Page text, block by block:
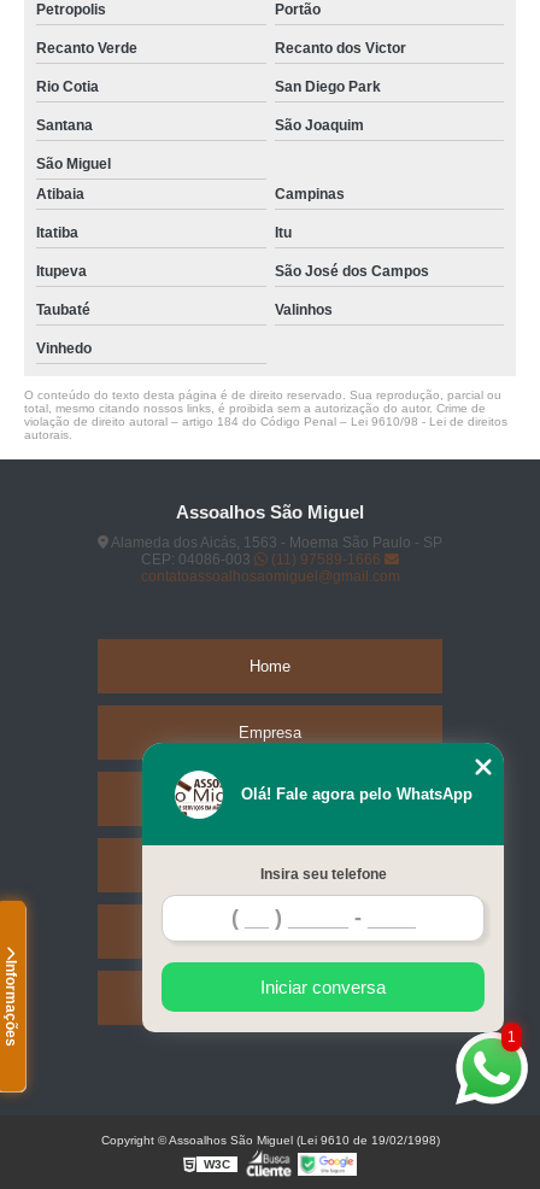
Informações
Petropolis Portão
Recanto Verde Recanto dos Victor
Rio Cotia San Diego Park
Santana São Joaquim
São Miguel
Atibaia
Campinas
Itatiba Itu
Itupeva São José dos Campos
Taubaté Valinhos
Vinhedo
O conteúdo do texto desta página é de direito reservado. Sua reprodução, parcial ou
total, mesmo citando nossos links, é proibida sem a autorização do autor. Crime de
violação de direito autoral – artigo 184 do Código Penal – Lei 9610/98 - Lei de direitos
autorais
Assoalhos São Miguel
Alameda dos Aicás, 1563 - Moema São Paulo - SP
CEP: 04086-003
(11) 97589-1666
contatoassoalhosaomiguel@gmail.com
Home
Empresa
Missão
Serviços
Contato
Mapa do site
1
Olá! Fale agora pelo WhatsApp
Insira seu telefone
Iniciar conversa
Copyright © Assoalhos São Miguel (Lei 9610 de 19/02/1998)
W3C